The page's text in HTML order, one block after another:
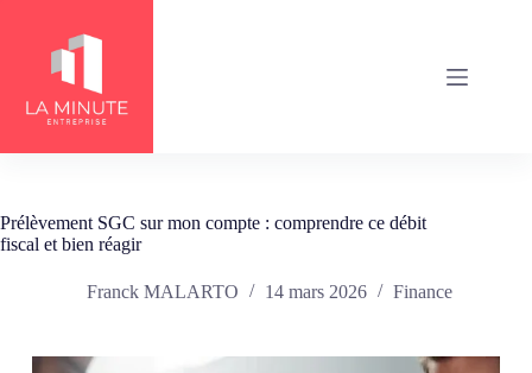
contenu
Prélèvement SGC sur mon compte : comprendre ce débit
fiscal et bien réagir
Franck MALARTO 14 mars 2026 Finance